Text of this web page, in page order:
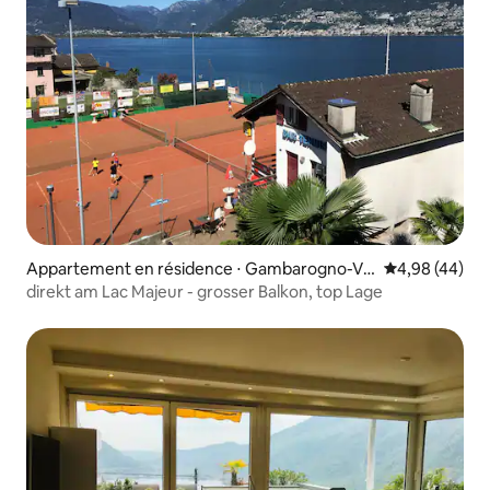
Appartement en résidence ⋅ Gambarogno-Vir
a
Évaluation
4,98 (44)
direkt am Lac Majeur - grosser Balkon, top Lage